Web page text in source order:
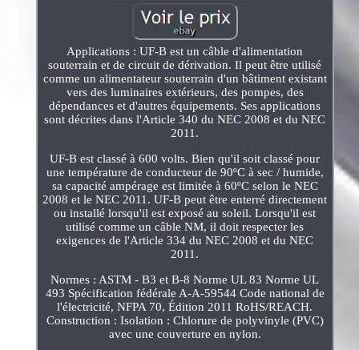
Applications : UF-B est un câble d'alimentation
souterrain et de circuit de dérivation. Il peut être utilisé
comme un alimentateur souterrain d'un bâtiment existant
vers des luminaires extérieurs, des pompes, des
dépendances et d'autres équipements. Ses applications
sont décrites dans l'Article 340 du NEC 2008 et du NEC
2011.
UF-B est classé à 600 volts. Bien qu'il soit classé pour
une température de conducteur de 90ºC à sec / humide,
sa capacité ampérage est limitée à 60ºC selon le NEC
2008 et le NEC 2011. UF-B peut être enterré directement
ou installé lorsqu'il est exposé au soleil. Lorsqu'il est
utilisé comme un câble NM, il doit respecter les
exigences de l'Article 334 du NEC 2008 et du NEC
2011.
Normes : ASTM - B3 et B-8 Norme UL 83 Norme UL
493 Spécification fédérale A-A-59544 Code national de
l'électricité, NFPA 70, Édition 2011 RoHS/REACH.
Construction : Isolation : Chlorure de polyvinyle (PVC)
avec une couverture en nylon.